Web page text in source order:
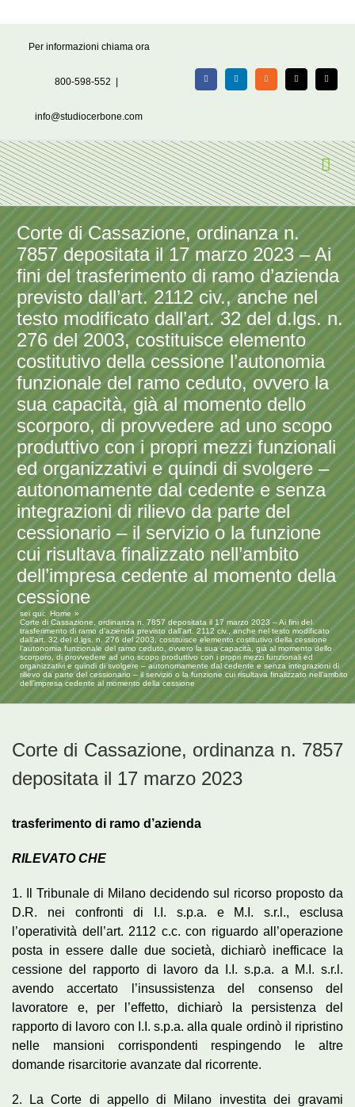
Per informazioni chiama ora
800-598-552
info@studiocerbone.com
FacebookLinkedIn Rss X Email
Corte di Cassazione, ordinanza n.
7857 depositata il 17 marzo 2023 – Ai
fini del trasferimento di ramo d’azienda
previsto dall’art. 2112 civ., anche nel
testo modificato dall’art. 32 del d.lgs. n.
276 del 2003, costituisce elemento
costitutivo della cessione l’autonomia
funzionale del ramo ceduto, ovvero la
sua capacità, già al momento dello
scorporo, di provvedere ad uno scopo
produttivo con i propri mezzi funzionali
ed organizzativi e quindi di svolgere –
autonomamente dal cedente e senza
integrazioni di rilievo da parte del
cessionario – il servizio o la funzione
cui risultava finalizzato nell’ambito
dell’impresa cedente al momento della
cessione
sei qui:
Home
Corte di Cassazione, ordinanza n. 7857 depositata il 17 marzo 2023 – Ai fini del
trasferimento di ramo d’azienda previsto dall’art. 2112 civ., anche nel testo modificato
dall’art. 32 del d.lgs. n. 276 del 2003, costituisce elemento costitutivo della cessione
l’autonomia funzionale del ramo ceduto, ovvero la sua capacità, già al momento dello
scorporo, di provvedere ad uno scopo produttivo con i propri mezzi funzionali ed
organizzativi e quindi di svolgere – autonomamente dal cedente e senza integrazioni di
rilievo da parte del cessionario – il servizio o la funzione cui risultava finalizzato nell’ambito
dell’impresa cedente al momento della cessione
Corte di Cassazione, ordinanza n. 7857
depositata il 17 marzo 2023
trasferimento di ramo d’azienda
RILEVATO CHE
1. Il Tribunale di Milano decidendo sul ricorso proposto da
D.R. nei confronti di I.I. s.p.a. e M.I. s.r.l., esclusa
l’operatività dell’art. 2112 c.c. con riguardo all’operazione
posta in essere dalle due società, dichiarò inefficace la
cessione del rapporto di lavoro da I.I. s.p.a. a M.I. s.r.l.
avendo accertato l’insussistenza del consenso del
lavoratore e, per l’effetto, dichiarò la persistenza del
rapporto di lavoro con I.I. s.p.a. alla quale ordinò il ripristino
nelle mansioni corrispondenti respingendo le altre
domande risarcitorie avanzate dal ricorrente.
2. La Corte di appello di Milano investita dei gravami